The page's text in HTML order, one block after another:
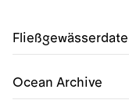
Ocean Archive